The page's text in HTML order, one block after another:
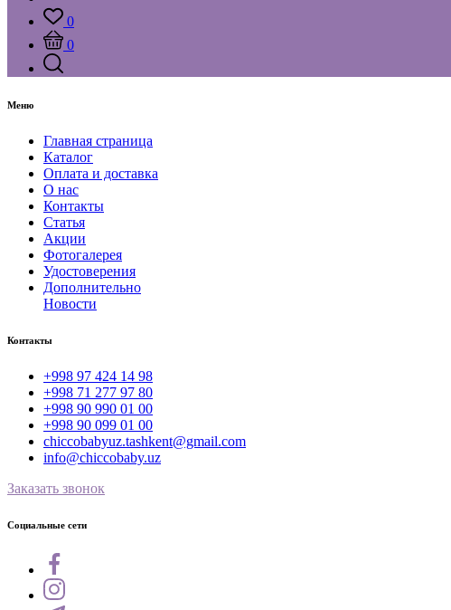
0
0
Меню
Главная страница
Каталог
Оплата и доставка
О нас
Контакты
Статья
Акции
Фотогалерея
Удостоверения
Дополнительно
Новости
Контакты
+998 97 424 14 98
+998 71 277 97 80
+998 90 990 01 00
+998 90 099 01 00
chiccobabyuz.tashkent@gmail.com
info@chiccobaby.uz
Заказать звонок
Социальные сети